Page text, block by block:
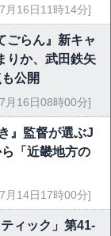
月16日11時14分]
ごらん』新キャ
りか、武田鉄矢
公開
月16日08時00分]
』監督が選ぶJ
「近畿地方の
月14日17時00分]
ィック」第41-